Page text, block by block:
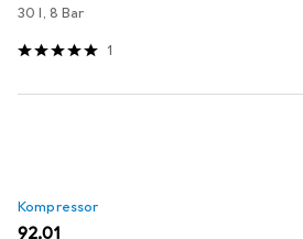
30 l, 8 Bar
1
Kompressor
EUR
92,01